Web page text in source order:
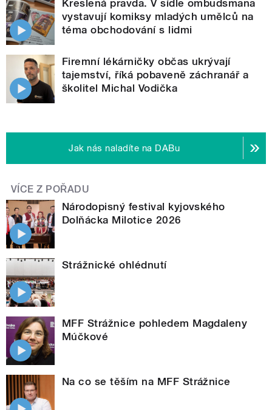
Kreslená pravda. V sídle ombudsmana
vystavují komiksy mladých umělců na
téma obchodování s lidmi
Firemní lékárničky občas ukrývají
tajemství, říká pobaveně záchranář a
školitel Michal Vodička
Jak nás naladíte na DABu
VÍCE Z POŘADU
Národopisný festival kyjovského
Dolňácka Milotice 2026
Strážnické ohlédnutí
MFF Strážnice pohledem Magdaleny
Múčkové
Na co se těším na MFF Strážnice